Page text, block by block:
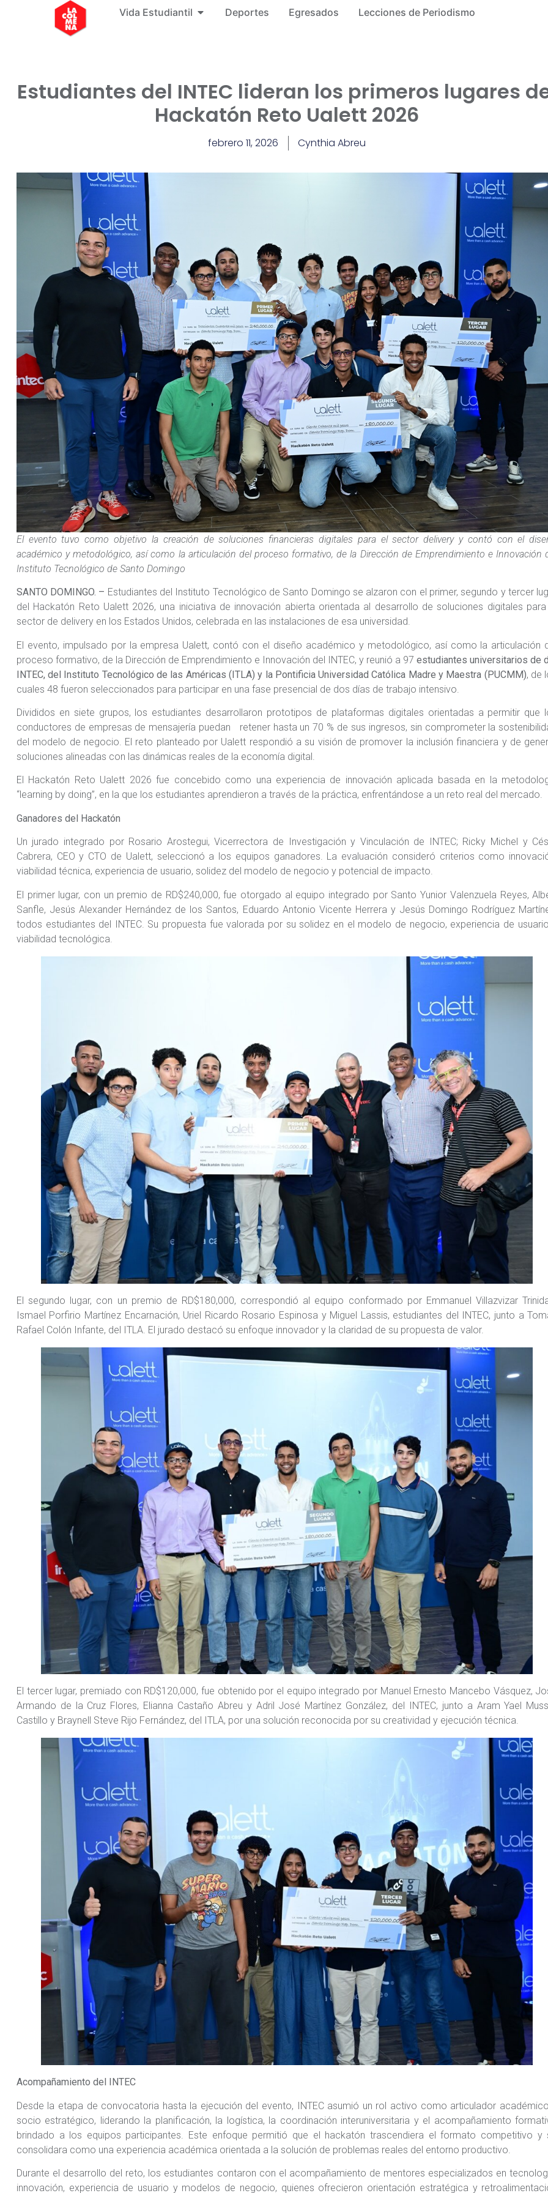
Vida Estudiantil Deportes Egresados Lecciones de Periodismo
Estudiantes del INTEC lideran los primeros lugares
Hackatón Reto Ualett 2026
febrero 11, 2026 Cynthia Abreu
El evento tuvo como objetivo la creación de soluciones financieras digitales para el sector delivery y contó con el
académico y metodológico, así como la articulación del proceso formativo, de la Dirección de Emprendimiento e Innovación
Instituto Tecnológico de Santo Domingo
SANTO DOMINGO. – Estudiantes del Instituto Tecnológico de Santo Domingo se alzaron con el primer, segundo y tercer
del Hackatón Reto Ualett 2026, una iniciativa de innovación abierta orientada al desarrollo de soluciones digitales para
sector de delivery en los Estados Unidos, celebrada en las instalaciones de esa universidad.
El evento, impulsado por la empresa Ualett, contó con el diseño académico y metodológico, así como la articulación
proceso formativo, de la Dirección de Emprendimiento e Innovación del INTEC, y reunió a 97estudiantes universitarios de
INTEC, del Instituto Tecnológico de las Américas (ITLA) y la Pontificia Universidad Católica Madre y Maestra (PUCMM), de
cuales 48 fueron seleccionados para participar en una fase presencial de dos días de trabajo intensivo.
Divididos en siete grupos, los estudiantes desarrollaron prototipos de plataformas digitales orientadas a permitir que
conductores de empresas de mensajería puedan retener hasta un 70 % de sus ingresos, sin comprometer la
del modelo de negocio. El reto planteado por Ualett respondió a su visión de promover la inclusión financiera y de
soluciones alineadas con las dinámicas reales de la economía digital.
El Hackatón Reto Ualett 2026 fue concebido como una experiencia de innovación aplicada basada en la
“learning by doing”, en la que los estudiantes aprendieron a través de la práctica, enfrentándose a un reto real del mercado.
Ganadores del Hackatón
Un jurado integrado por Rosario Arostegui, Vicerrectora de Investigación y Vinculación de INTEC; Ricky Michel y
Cabrera, CEO y CTO de Ualett, seleccionó a los equipos ganadores. La evaluación consideró criterios como
viabilidad técnica, experiencia de usuario, solidez del modelo de negocio y potencial de impacto.
El primer lugar, con un premio de RD$240,000, fue otorgado al equipo integrado por Santo Yunior Valenzuela Reyes,
Sanfle, Jesús Alexander Hernández de los Santos, Eduardo Antonio Vicente Herrera y Jesús Domingo Rodríguez
todos estudiantes del INTEC. Su propuesta fue valorada por su solidez en el modelo de negocio, experiencia de
viabilidad tecnológica.
El segundo lugar, con un premio de RD$180,000, correspondió al equipo conformado por Emmanuel Villazvizar
Ismael Porfirio Martínez Encarnación, Uriel Ricardo Rosario Espinosa y Miguel Lassis, estudiantes del INTEC, junto a
Rafael Colón Infante, del ITLA. El jurado destacó su enfoque innovador y la claridad de su propuesta de valor.
El tercer lugar, premiado con RD$120,000, fue obtenido por el equipo integrado por Manuel Ernesto Mancebo Vásquez,
Armando de la Cruz Flores, Elianna Castaño Abreu y Adril José Martínez González, del INTEC, junto a Aram Yael
Castillo y Braynell Steve Rijo Fernández, del ITLA, por una solución reconocida por su creatividad y ejecución técnica.
Acompañamiento del INTEC
Desde la etapa de convocatoria hasta la ejecución del evento, INTEC asumió un rol activo como articulador
socio estratégico, liderando la planificación, la logística, la coordinación interuniversitaria y el acompañamiento
brindado a los equipos participantes. Este enfoque permitió que el hackatón trascendiera el formato competitivo y
consolidara como una experiencia académica orientada a la solución de problemas reales del entorno productivo.
Durante el desarrollo del reto, los estudiantes contaron con el acompañamiento de mentores especializados en
innovación, experiencia de usuario y modelos de negocio, quienes ofrecieron orientación estratégica y